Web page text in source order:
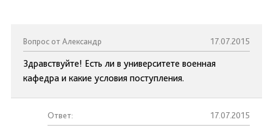
Вопрос от Александр 17.07.2015
Здравствуйте! Есть ли в университете военная
кафедра и какие условия поступления.
Ответ: 17.07.2015